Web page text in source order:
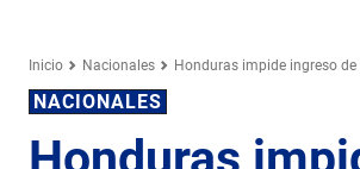
Inicio Nacionales Honduras impide ingreso
NACIONALES